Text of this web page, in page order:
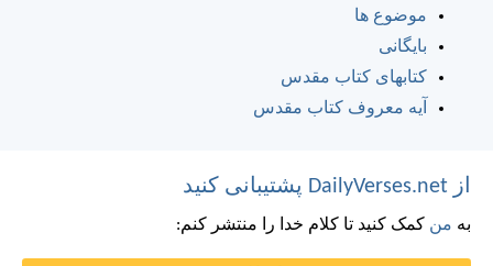
موضوع ها
بایگانی
کتابهای کتاب مقدس
آیه معروف کتاب مقدس
از DailyVerses.net پشتیبانی کنید
به من کمک کنید تا کلام خدا را منتشر کنم: